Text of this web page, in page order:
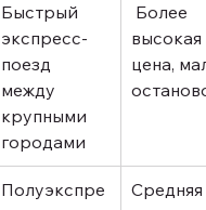
Быстрый
экспресс-
поезд
между
крупными
городами
Более
высокая
цена,
Полуэкспре
Средняя